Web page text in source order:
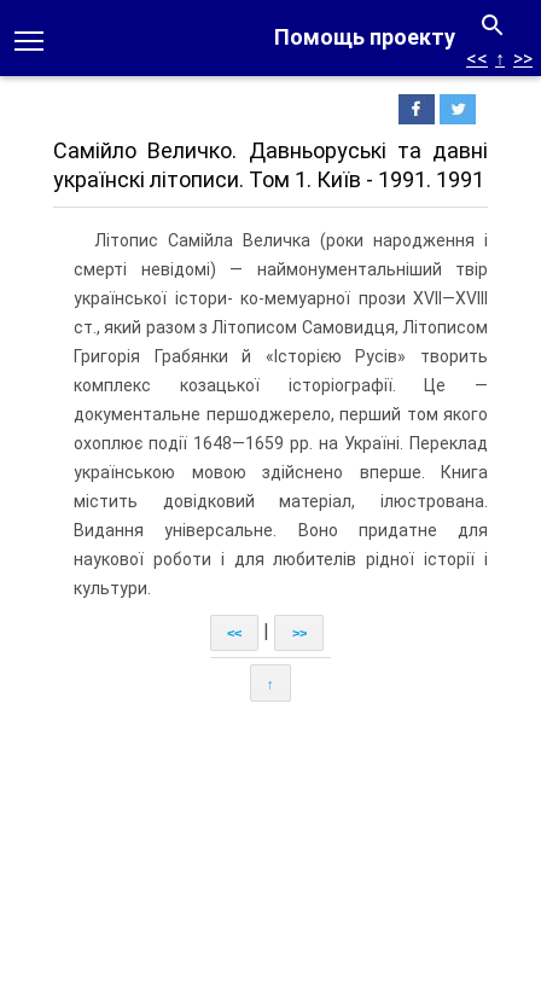
Помощь проекту
<< ↑ >>
Самійло Величко. Давньоруські та давні
українскі літописи. Том 1. Київ - 1991. 1991
Літопис Самійла Величка (роки народження і
смерті невідомі) — наймонументальніший твір
української істори- ко-мемуарної прози XVII—XVIII
ст., який разом з Літописом Самовидця, Літописом
Григорія Грабянки й «Історією Русів» творить
комплекс козацької історіографії. Це —
документальне першоджерело, перший том якого
охоплює події 1648—1659 pp. на Україні. Переклад
українською мовою здійснено вперше. Книга
містить довідковий матеріал, ілюстрована.
Видання універсальне. Воно придатне для
наукової роботи і для любителів рідної історії і
культури.
<< >>
↑